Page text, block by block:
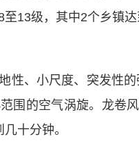
13级，其中2个乡镇
、小尺度、突发性的
围的空气涡旋。龙卷
十分钟。